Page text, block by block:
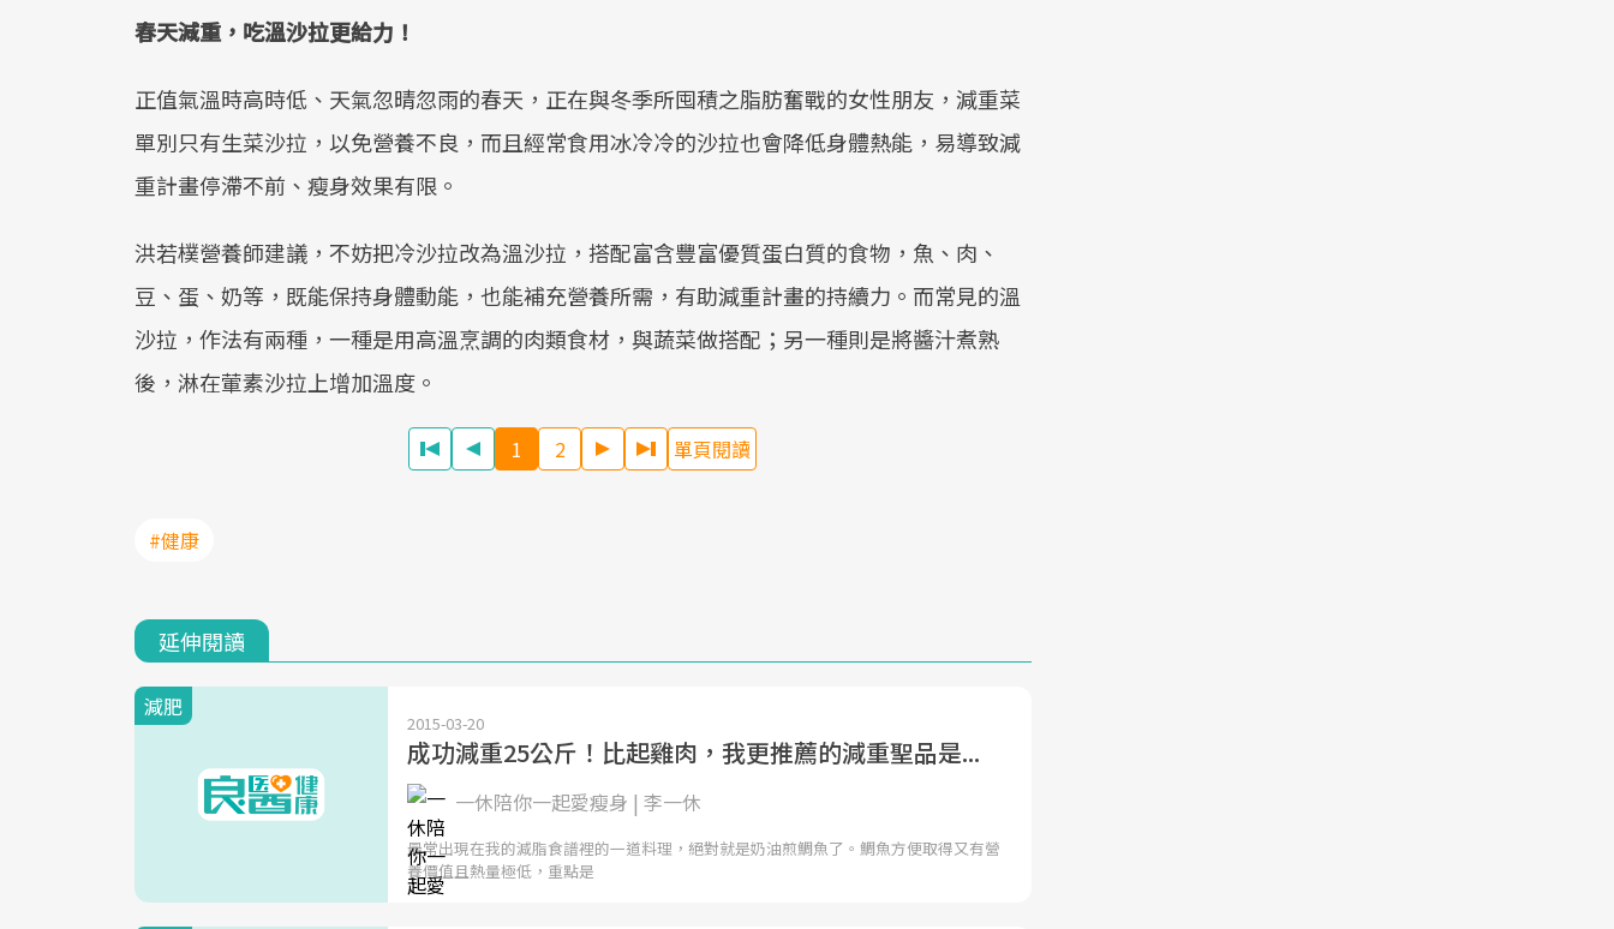
春天減重，吃溫沙拉更給力！
正值氣溫時高時低、天氣忽晴忽雨的春天，正在與冬季所囤積之脂肪奮戰的女性朋友，減重菜
單別只有生菜沙拉，以免營養不良，而且經常食用冰冷冷的沙拉也會降低身體熱能，易導致減
重計畫停滯不前、瘦身效果有限。
洪若樸營養師建議，不妨把冷沙拉改為溫沙拉，搭配富含豐富優質蛋白質的食物，魚、肉、
豆、蛋、奶等，既能保持身體動能，也能補充營養所需，有助減重計畫的持續力。而常見的溫
沙拉，作法有兩種，一種是用高溫烹調的肉類食材，與蔬菜做搭配；另一種則是將醬汁煮熟
後，淋在葷素沙拉上增加溫度。
1 2 單頁閱讀
#健康
延伸閱讀
減肥
2015-03-20
成功減重25公斤！比起雞肉，我更推薦的減重聖品是...
一休陪你一起愛瘦身 | 李一休
最常出現在我的減脂食譜裡的一道料理，絕對就是奶油煎鯛魚了。鯛魚方便取得又有營
養價值且熱量極低，重點是